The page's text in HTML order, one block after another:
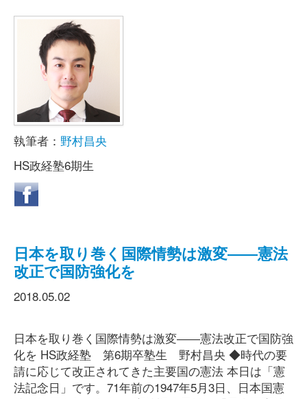
執筆者： 野村昌央
HS政経塾6期生
日本を取り巻く国際情勢は激変――憲法
改正で国防強化を
2018.05.02
日本を取り巻く国際情勢は激変――憲法改正で国防強
化を HS政経塾 第6期卒塾生 野村昌央 ◆時代の要
請に応じて改正されてきた主要国の憲法 本日は「憲
法記念日」です。71年前の1947年5月3日、日本国憲